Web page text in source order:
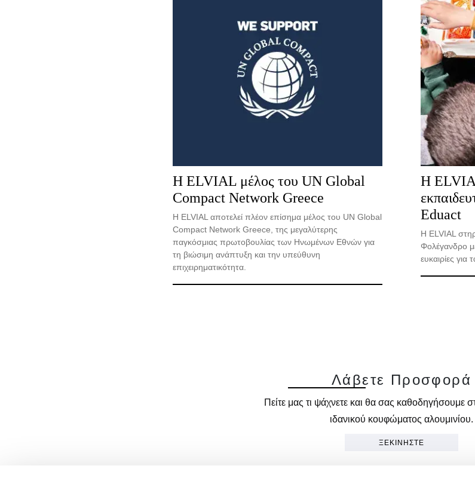
Η ELVIAL μέλος του UN Global
Compact Network Greece
Η ELVIAL αποτελεί πλέον επίσημα μέλος του UN Global
Compact Network Greece, της μεγαλύτερης
παγκόσμιας πρωτοβουλίας των Ηνωμένων Εθνών για
τη βιώσιμη ανάπτυξη και την υπεύθυνη
επιχειρηματικότητα.
Η
Eduact
Η ELVIAL
Φολέγανδρο
ευκαιρίες για
Λάβετε Προσφορά
Πείτε μας τι ψάχνετε και θα σας καθοδηγήσουμε
ιδανικού κουφώματος αλουμινίου.
ΞΕΚΙΝΗΣΤΕ